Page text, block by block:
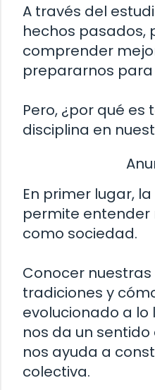
A través del
hechos pasados,
comprender
prepararnos para
Pero, ¿por qué
disciplina en
En primer lugar,
permite
como sociedad.
Conocer
tradiciones y
evolucionado a
nos da un
nos ayuda a
colectiva.